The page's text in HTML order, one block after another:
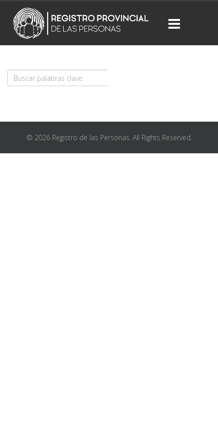
© 2026 Registro de las Personas. All Rights Reserved.